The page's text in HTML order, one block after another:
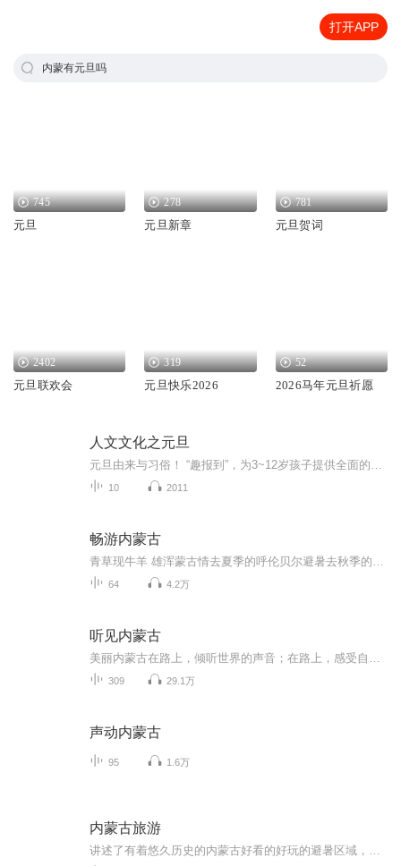
打开APP
内蒙有元旦吗
745
元旦
278
元旦新章
781
元旦贺词
2402
元旦联欢会
319
元旦快乐2026
52
2026马年元旦祈愿
人文文化之元旦
10 2011
畅游内蒙古
64 4.2万
听见内蒙古
309 29.1万
声动内蒙古
95 1.6万
内蒙古旅游